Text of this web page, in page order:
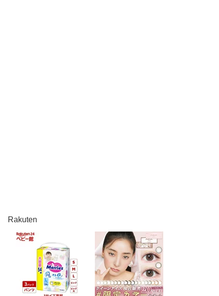
Rakuten